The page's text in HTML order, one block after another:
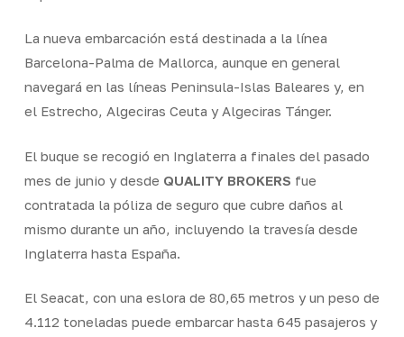
La nueva embarcación está destinada a la línea
Barcelona-Palma de Mallorca, aunque en general
navegará en las líneas Peninsula-Islas Baleares y, en
el Estrecho, Algeciras Ceuta y Algeciras Tánger.
El buque se recogió en Inglaterra a finales del pasado
mes de junio y desde QUALITY BROKERS fue
contratada la póliza de seguro que cubre daños al
mismo durante un año, incluyendo la travesía desde
Inglaterra hasta España.
El Seacat, con una eslora de 80,65 metros y un peso de
4.112 toneladas puede embarcar hasta 645 pasajeros y